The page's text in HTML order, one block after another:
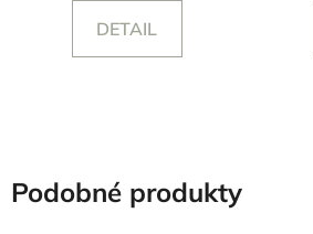
DETAIL
Podobné produkty